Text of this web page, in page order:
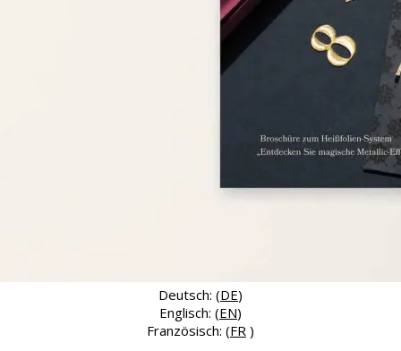
Deutsch: (DE)
Englisch: (EN)
Französisch: (FR )